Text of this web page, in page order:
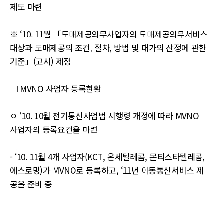
제도 마련
※ ‘10. 11월 「도매제공의무사업자의 도매제공의무서비스
대상과 도매제공의 조건, 절차, 방법 및 대가의 산정에 관한
기준」(고시) 제정
□ MVNO 사업자 등록현황
ㅇ ‘10. 10월 전기통신사업법 시행령 개정에 따라 MVNO
사업자의 등록요건을 마련
- ‘10. 11월 4개 사업자(KCT, 온세텔레콤, 몬티스타텔레콤,
에스로밍)가 MVNO로 등록하고, ‘11년 이동통신서비스 제
공을 준비 중